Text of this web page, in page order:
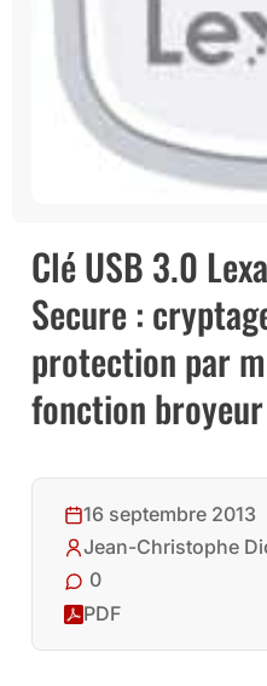
Clé USB 3.0
Secure :
protection par
fonction broyeur
16 septembre 2013
Jean-Christophe
0
PDF